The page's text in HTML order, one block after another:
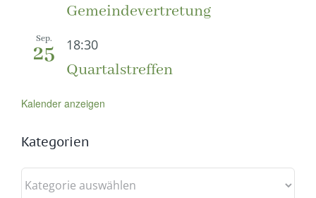
Gemeindevertretung
Sep.
25 18:30
Quartalstreffen
Kalender anzeigen
Kategorien
Kategorien